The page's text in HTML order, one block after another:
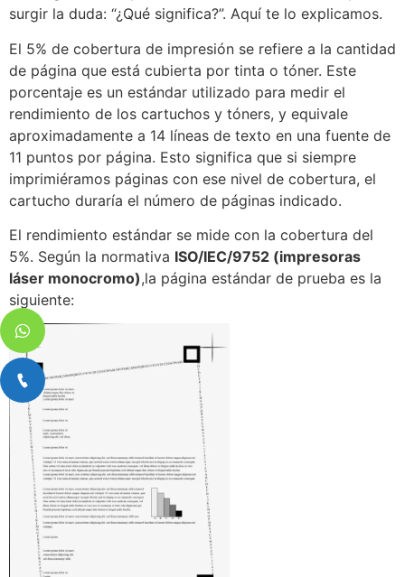
surgir la duda: “¿Qué significa?”. Aquí te lo explicamos.
El 5% de cobertura de impresión se refiere a la cantidad
de página que está cubierta por tinta o tóner. Este
porcentaje es un estándar utilizado para medir el
rendimiento de los cartuchos y tóners, y equivale
aproximadamente a 14 líneas de texto en una fuente de
11 puntos por página. Esto significa que si siempre
imprimiéramos páginas con ese nivel de cobertura, el
cartucho duraría el número de páginas indicado.
El rendimiento estándar se mide con la cobertura del
5%. Según la normativa ISO/IEC/9752 (impresoras
láser monocromo),la página estándar de prueba es la
siguiente: